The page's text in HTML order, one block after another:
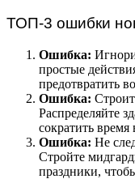
ТОП-3 ошибки
Ошибка:
простые
предотвратить
Ошибка:
Распределяйте
сократить
Ошибка: Не
Стройте
праздники,